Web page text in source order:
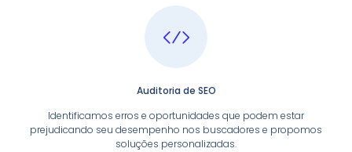
Auditoria de SEO
Identificamos erros e oportunidades que podem estar
prejudicando seu desempenho nos buscadores e propomos
soluções personalizadas.